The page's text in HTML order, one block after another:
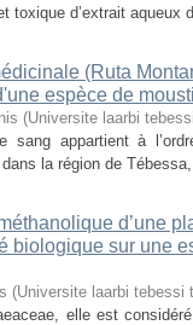
toxique d’extrait aqueux
(Ruta
espèce de
(Universite laarbi
sang appartient à
la région de
d’une
biologique sur une
(Universite laarbi tebessi
elle est